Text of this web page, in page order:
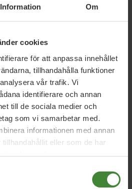
Information Om
cookies
för att anpassa innehållet
tillhandahålla funktioner
vår trafik. Vi
identifierare och annan
till de sociala medier och
som vi samarbetar med.
informationen med annan
eller som de har
deras tjänster.
kan stärka både